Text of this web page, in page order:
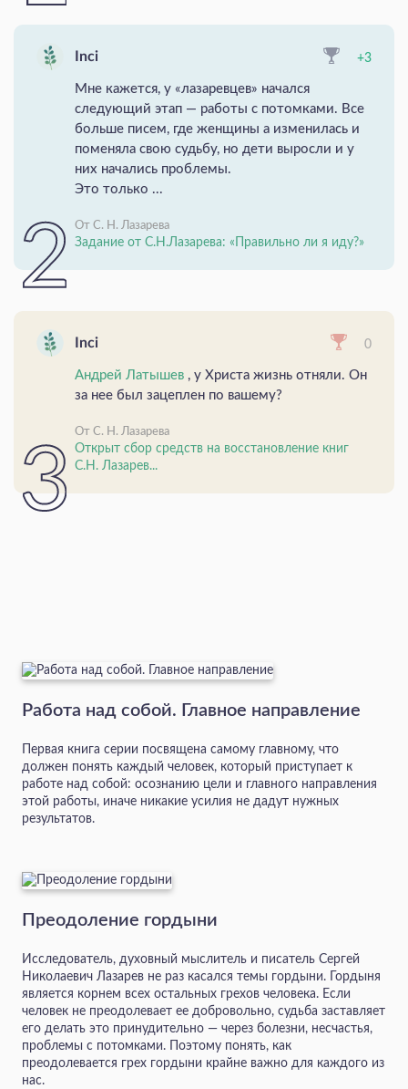
Inci +3
Мне кажется, у «лазаревцев» начался
следующий этап — работы с потомками. Все
больше писем, где женщины а изменилась и
поменяла свою судьбу, но дети выросли и у
них начались проблемы.
Это только ...
От С. Н. Лазарева
Задание от С.Н.Лазарева: «Правильно ли я иду?»
Inci 0
Андрей Латышев , у Христа жизнь отняли. Он
за нее был зацеплен по вашему?
От С. Н. Лазарева
Открыт сбор средств на восстановление книг
С.Н. Лазарев...
Работа над собой. Главное направление
Первая книга серии посвящена самому главному, что
должен понять каждый человек, который приступает к
работе над собой: осознанию цели и главного направления
этой работы, иначе никакие усилия не дадут нужных
результатов.
Преодоление гордыни
Исследователь, духовный мыслитель и писатель Сергей
Николаевич Лазарев не раз касался темы гордыни. Гордыня
является корнем всех остальных грехов человека. Если
человек не преодолевает ее добровольно, судьба заставляет
его делать это принудительно — через болезни, несчастья,
проблемы с потомками. Поэтому понять, как
преодолевается грех гордыни крайне важно для каждого из
нас.